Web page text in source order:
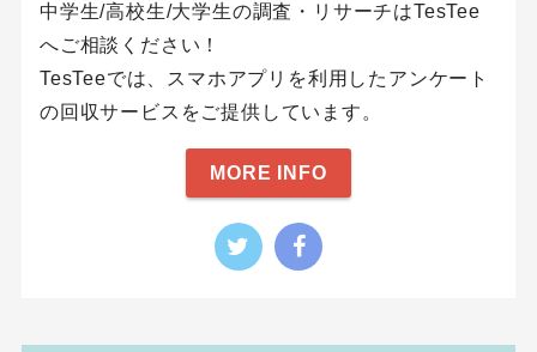
中学生/高校生/大学生の調査・リサーチはTesTee
へご相談ください！
TesTeeでは、スマホアプリを利用したアンケート
の回収サービスをご提供しています。
MORE INFO